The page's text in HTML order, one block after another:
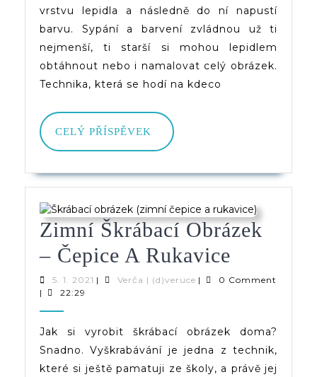
vrstvu lepidla a následně do ní napustí
barvu. Sypání a barvení zvládnou už ti
nejmenší, ti starší si mohou lepidlem
obtáhnout nebo i namalovat celý obrázek.
Technika, která se hodí na kdeco
CELÝ PŘÍSPĚVEK
CELÝ
PŘÍSPĚVEK
Zimní Škrábací Obrázek
– Čepice A Rukavice
Škrábací
–
Čepice
5. 1. 2021 5.| Verča | (d)veruceVerča
|
0 Comment
|
22:29
Jak si vyrobit škrábací obrázek doma?
Snadno. Vyškrabávání je jedna z technik,
které si ještě pamatuji ze školy, a právě jej